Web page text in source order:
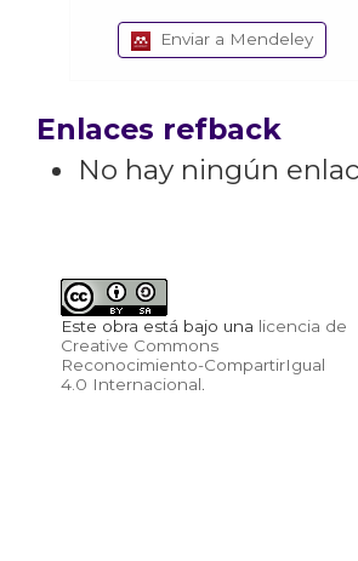
Enviar a Mendeley
Enlaces refback
No hay ningún
Este obra está bajo una licencia de
Creative Commons
Reconocimiento-CompartirIgual
4.0 Internacional.